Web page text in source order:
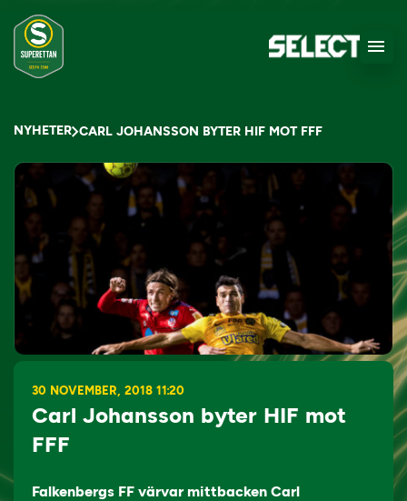
NYHETER CARL JOHANSSON BYTER HIF MOT FFF
30 NOVEMBER, 2018 11:20
Carl Johansson byter HIF mot
FFF
Falkenbergs FF värvar mittbacken Carl